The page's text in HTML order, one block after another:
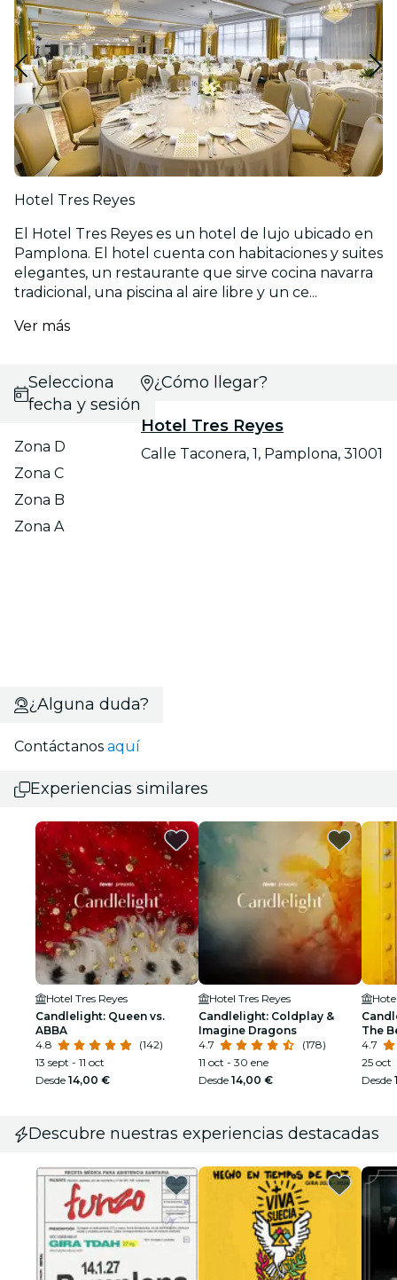
Hotel Tres Reyes
El Hotel Tres Reyes es un hotel de lujo ubicado en
Pamplona. El hotel cuenta con habitaciones y suites
elegantes, un restaurante que sirve cocina navarra
tradicional, una piscina al aire libre y un ce...
Ver más
Selecciona
fecha y sesión
Zona D
Zona C
Zona B
Zona A
¿Cómo llegar?
Hotel Tres Reyes
Calle Taconera, 1, Pamplona, 31001
¿Alguna duda?
Contáctanos aquí
Experiencias similares
Hotel Tres Reyes
Candlelight: Queen vs.
ABBA
4.8
(142)
13 sept - 11 oct
Desde 14,00 €
Hotel Tres Reyes
Candlelight: Coldplay &
Imagine Dragons
4.7
(178)
11 oct - 30 ene
Desde 14,00 €
The
4.7
25 oct
Desde
Descubre nuestras experiencias destacadas